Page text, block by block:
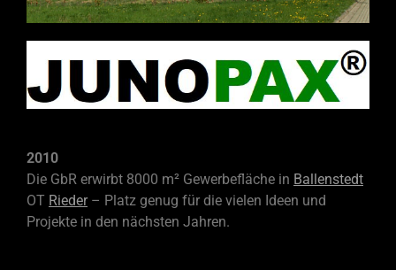
2010
Die GbR erwirbt 8000 m² Gewerbefläche in Ballenstedt
OT Rieder– Platz genug für die vielen Ideen und
Projekte in den nächsten Jahren.